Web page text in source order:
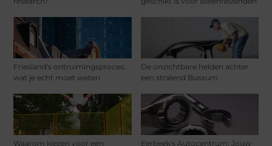
Friesland's ontruimingsproces:
wat je echt moet weten
De onzichtbare helden achter
een stralend Bussum
Waarom kiezen voor een
Eerbeek's Autocentrum: Jouw